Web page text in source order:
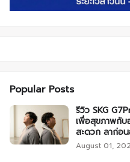
Popular Posts
รีวิว SKG
เพื่อสุขภาพกั
สะดวก ลาก่อ
August 01,